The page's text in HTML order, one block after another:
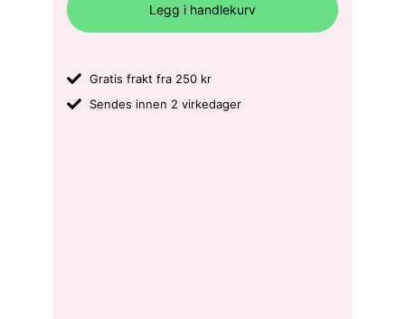
Legg i handlekurv
Gratis frakt fra 250 kr
Sendes innen 2 virkedager